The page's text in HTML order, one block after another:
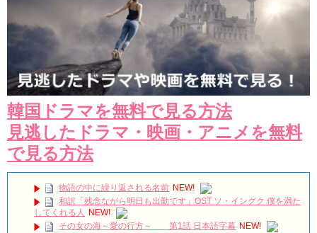
韓国ドラマを無料で見る方法
見逃したドラマ・映画・アニメを無料
で見る方法
物語の中に繰り返される名前 NEW!
和訳「残念ながら明日も出勤です」OST ソ・イングク 僕を満た
してくれる人
NEW!
その女の海～愛の行方～ 第1話 日本語字幕 NEW!